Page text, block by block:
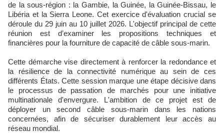
de la sous-région : la Gambie, la Guinée, la Guinée-Bissau, le
Libéria et la Sierra Leone. Cet exercice d'évaluation crucial se
déroule du 29 juin au 10 juillet 2026. L'objectif principal de cette
réunion est d’examiner les propositions techniques et
financières pour la fourniture de capacité de câble sous-marin.
Cette démarche vise directement à renforcer la redondance et
la résilience de la connectivité numérique au sein de ces
différents États. Cette session marque une étape décisive dans
le processus de passation de marchés pour une initiative
multinationale d'envergure. L'ambition de ce projet est de
déployer un second câble sous-marin dans les nations
concernées, afin de sécuriser durablement leur accès au
réseau mondial.